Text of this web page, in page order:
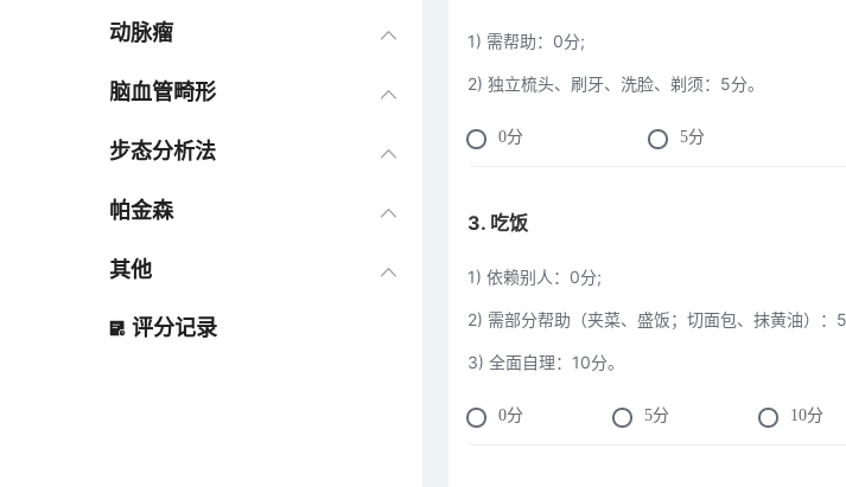
徒手肌力评定法
全面无反应量表FOUR评分
桥脑中脑指数
crs-r评分
改良Ashworth分级评定法
三级平衡检测法
动脉瘤
脑血管畸形
步态分析法
帕金森
其他
评分记录
1) 需帮助：0分;
2) 独立梳头、刷牙、洗脸、剃须：5分。
0分 5分
3. 吃饭
1) 依赖别人：0分;
2) 需部分帮助（夹菜、盛饭；切面包、抹黄油）：
3) 全面自理：10分。
0分 5分 10分